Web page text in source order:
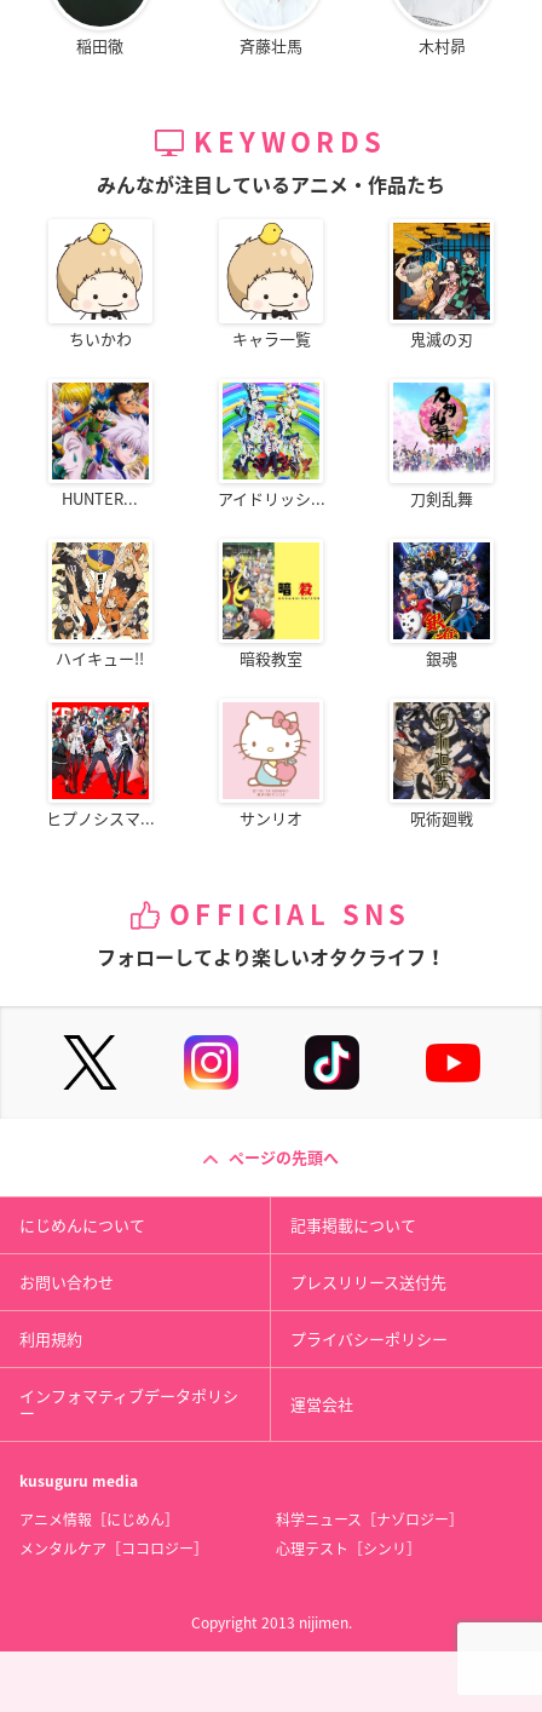
稲田徹 斉藤壮馬 木村昴
KEYWORDS
みんなが注目しているアニメ・作品たち
ちいかわ キャラ一覧 鬼滅の刃
HUNTER... アイドリッシ... 刀剣乱舞
ハイキュー!! 暗殺教室 銀魂
ヒプノシスマ... サンリオ 呪術廻戦
OFFICIAL SNS
フォローしてより楽しいオタクライフ！
ページの先頭へ
にじめんについて 記事掲載について
お問い合わせ プレスリリース送付先
利用規約 プライバシーポリシー
インフォマティブデータポリシ
ー 運営会社
kusuguru media
アニメ情報［にじめん］
科学ニュース［ナゾロジー］
メンタルケア［ココロジー］
心理テスト［シンリ］
Copyright 2013 nijimen.